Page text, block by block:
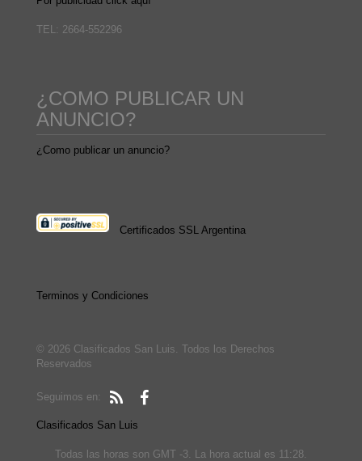
TEL: 2664-552296
¿COMO PUBLICAR UN
ANUNCIO?
¿Como publicar un anuncio?
Certificados SSL Argentina
Terminos y Condiciones
© 2026 Clasificados San Luis. Todos los Derechos
Reservados
Seguimos en:
Clasificados San Luis
Todas las horas son GMT -3. La hora actual es 11:28.